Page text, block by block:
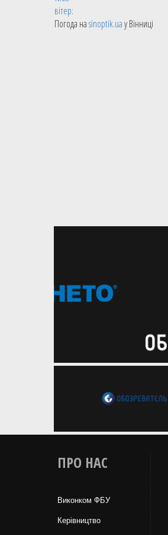
вітер:
Погода наsinoptik.uaу Вінниці
ПРО НАС
Виконком ФБУ
Керівництво